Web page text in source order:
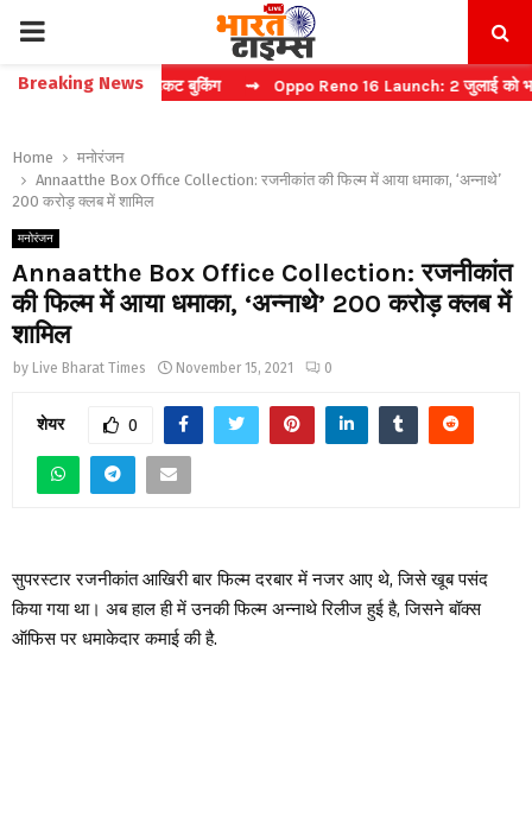
PRIMARY
MENU
Breaking News
करें फास्ट टिकट बुकिंग ⇝ Oppo Reno 16 Launch: 2 जुलाई को भारत में
Home
मनोरंजन
Annaatthe Box Office Collection: रजनीकांत की फिल्म में आया धमाका, ‘अन्नाथे’
200 करोड़ क्लब में शामिल
मनोरंजन
Annaatthe Box Office Collection: रजनीकांत
की फिल्म में आया धमाका, ‘अन्नाथे’ 200 करोड़ क्लब में
शामिल
by Live Bharat Times November 15, 2021 0
शेयर 0
सुपरस्टार रजनीकांत आखिरी बार फिल्म दरबार में नजर आए थे, जिसे खूब पसंद
किया गया था। अब हाल ही में उनकी फिल्म अन्नाथे रिलीज हुई है, जिसने बॉक्स
ऑफिस पर धमाकेदार कमाई की है.